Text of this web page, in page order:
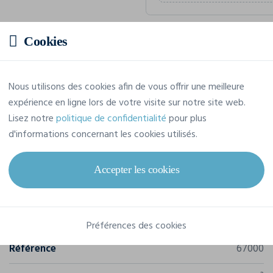
4,74 € TTC /pièce
Soit un total de 47,43 € TTC
Caractéristiques
Référence
67000
Cookies
Nous utilisons des cookies afin de vous offrir une meilleure
expérience en ligne lors de votre visite sur notre site web.
Lisez notrepolitique de confidentialitépour plus
d'informations concernant les cookies utilisés.
Accepter les cookies
Préférences des cookies